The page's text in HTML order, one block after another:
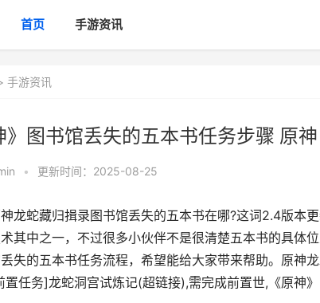
首页 手游资讯
手游资讯
》图书馆丢失的五本书任务步骤 原
• 更新时间：2025-08-25
龙蛇藏归揖录图书馆丢失的五本书在哪?这词2.4版本
其中之一，不过很多小伙伴不是很清楚五本书的具体
失的五本书任务流程，希望能给大家带来帮助。原神
置任务]龙蛇洞宫试炼记(超链接),需完成前置世,《原神